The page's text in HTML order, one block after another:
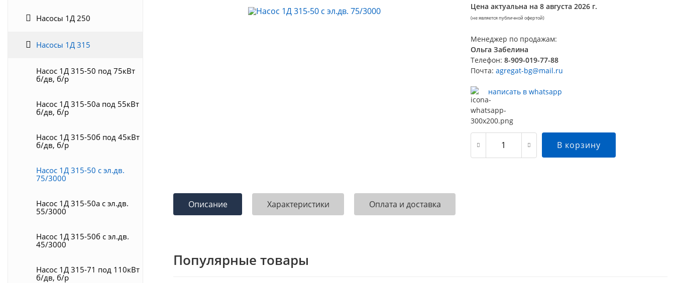
Насосы 1Д 250
Насосы 1Д 315
Насос 1Д 315-50 под 75кВт
б/дв, б/р
Насос 1Д 315-50а под 55кВт
б/дв, б/р
Насос 1Д 315-50б под 45кВт
б/дв, б/р
Насос 1Д 315-50 с эл.дв.
75/3000
Насос 1Д 315-50а с эл.дв.
55/3000
Насос 1Д 315-50б с эл.дв.
45/3000
Насос 1Д 315-71 под 110кВт
б/дв, б/р
Цена актуальна на 8 августа 2026 г.
(не является публичной офертой)
Менеджер по продажам:
Ольга Забелина
Телефон: 8-909-019-77-88
Почта: agregat-bg@mail.ru
написать в whatsapp
В корзину
Описание Характеристики Оплата и доставка
Популярные товары